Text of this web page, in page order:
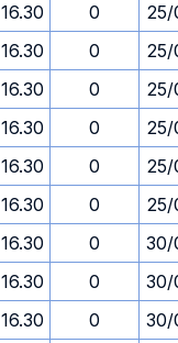
16.30 0
25/
16.30 0
25/
16.30 0
25/
16.30 0
25/
16.30 0
25/
16.30 0
25/
16.30 0
30/
16.30 0
30/
16.30 0
30/